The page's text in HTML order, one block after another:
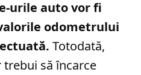
urile auto vor fi
odometrului
Totodată,
să încarce